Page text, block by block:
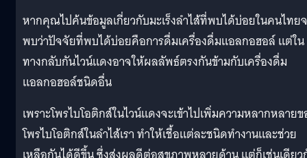
หากคุณไปค้นข้อมูลเกี่ยวกับมะเร็งลำไส้ที่พบได้บ่อยในคนไทย
พบว่าปัจจัยที่พบได้บ่อยคือการดื่มเครื่องดื่มแอลกอฮอล์ แต่ใน
ทางกลับกันไวน์แดงอาจให้ผลลัพธ์ตรงกันข้ามกับเครื่องดื่ม
แอลกอฮอล์ชนิดอื่น
เพราะโพรไบโอติกส์ในไวน์แดงจะเข้าไปเพิ่มความหลากหลาย
โพรไบโอติกส์ในลำไส้เรา ทำให้เชื้อแต่ละชนิดทำงานและช่วย